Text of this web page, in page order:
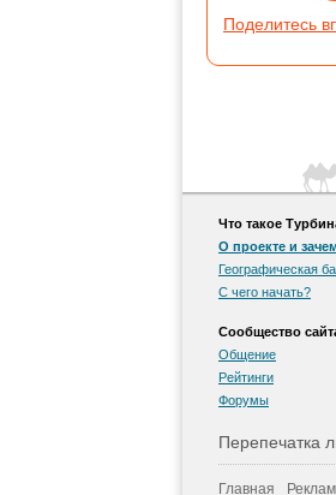
Поделитесь
Что такое
О проекте и
Географическая
С чего начать?
Сообщество
Общение
Рейтинги
Форумы
Перепечатка
Главная